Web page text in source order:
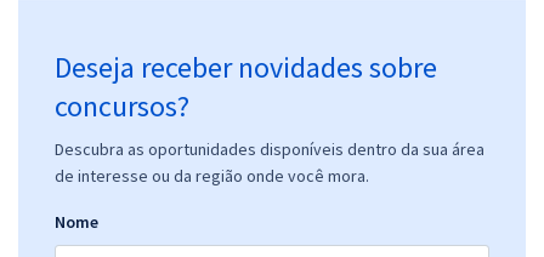
Deseja receber novidades sobre
concursos?
Descubra as oportunidades disponíveis dentro da sua área
de interesse ou da região onde você mora.
Nome